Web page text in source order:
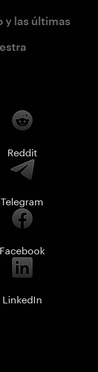
y las últimas
Reddit
Telegram
Facebook
LinkedIn